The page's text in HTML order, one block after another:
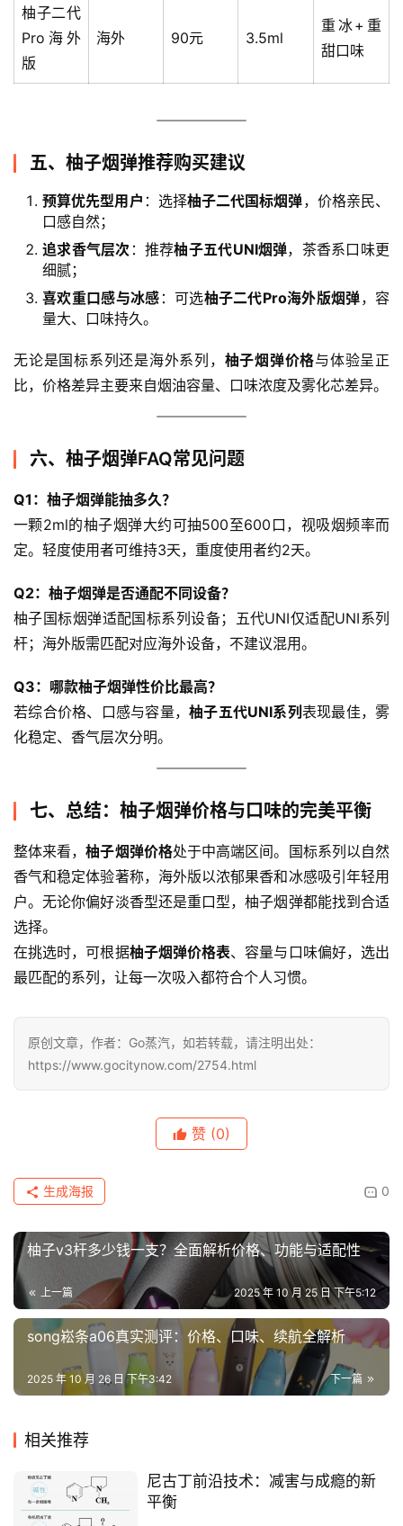
柚子二代
Pro海外
版
海外 90元 3.5ml
重冰+重
甜口味
五、柚子烟弹推荐购买建议
预算优先型用户 ：选择柚子二代国标烟弹，价格亲民、
口感自然；
追求香气层次 ：推荐柚子五代UNI烟弹，茶香系口味更
细腻；
喜欢重口感与冰感 ：可选柚子二代Pro海外版烟弹，容
量大、口味持久。
无论是国标系列还是海外系列， 柚子烟弹价格与体验呈正
比，价格差异主要来自烟油容量、口味浓度及雾化芯差异。
六、柚子烟弹FAQ常见问题
Q1：柚子烟弹能抽多久？
一颗2ml的柚子烟弹大约可抽500至600口，视吸烟频率而
定。轻度使用者可维持3天，重度使用者约2天。
Q2：柚子烟弹是否通配不同设备？
柚子国标烟弹适配国标系列设备；五代UNI仅适配UNI系列
杆；海外版需匹配对应海外设备，不建议混用。
Q3：哪款柚子烟弹性价比最高？
若综合价格、口感与容量， 柚子五代UNI系列 表现最佳，雾
化稳定、香气层次分明。
七、总结：柚子烟弹价格与口味的完美平衡
整体来看，柚子烟弹价格处于中高端区间。国标系列以自然
香气和稳定体验著称，海外版以浓郁果香和冰感吸引年轻用
户。无论你偏好淡香型还是重口型，柚子烟弹都能找到合适
选择。
在挑选时，可根据柚子烟弹价格表、容量与口味偏好，选出
最匹配的系列，让每一次吸入都符合个人习惯。
原创文章，作者：Go蒸汽，如若转载，请注明出处：
https://www.gocitynow.com/2754.html
赞 (0)
0
生成海报
柚子v3杆多少钱一支？全面解析价格、功能与适配性
上一篇 2025 年 10 月 25 日 下午5:12
song崧条a06真实测评：价格、口味、续航全解析
下一篇
2025 年 10 月 26 日 下午3:42
相关推荐
尼古丁前沿技术：减害与成瘾的新
平衡